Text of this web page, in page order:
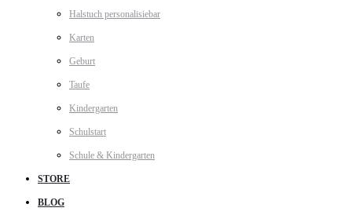
Halstuch personalisiebar
Karten
Geburt
Taufe
Kindergarten
Schulstart
Schule & Kindergarten
STORE
BLOG